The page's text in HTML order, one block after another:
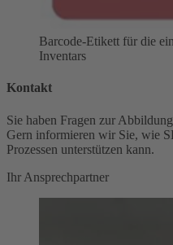
Barcode-Etikett für die
Inventars
Kontakt
Sie haben Fragen zur
Gern informieren wir Sie, wie
Prozessen unterstützen kann.
Ihr Ansprechpartner